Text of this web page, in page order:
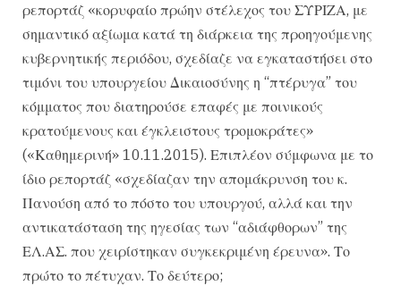
ρεπορτάζ «κορυφαίο πρώην στέλεχος του ΣΥΡΙΖΑ, με
σημαντικό αξίωμα κατά τη διάρκεια της προηγούμενης
κυβερνητικής περιόδου, σχεδίαζε να εγκαταστήσει στο
τιμόνι του υπουργείου Δικαιοσύνης η “πτέρυγα” του
κόμματος που διατηρούσε επαφές με ποινικούς
κρατούμενους και έγκλειστους τρομοκράτες»
(«Καθημερινή» 10.11.2015). Επιπλέον σύμφωνα με το
ίδιο ρεπορτάζ «σχεδίαζαν την απομάκρυνση του κ.
Πανούση από το πόστο του υπουργού, αλλά και την
αντικατάσταση της ηγεσίας των “αδιάφθορων” της
ΕΛ.ΑΣ. που χειρίστηκαν συγκεκριμένη έρευνα». Το
πρώτο το πέτυχαν. Το δεύτερο;